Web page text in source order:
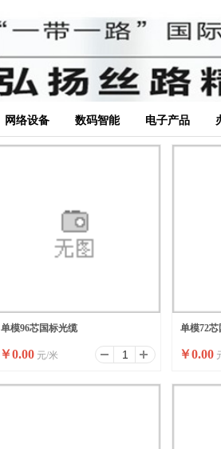
网络设备 数码智能 电子产品
单模96芯国标光缆
￥0.00 元/米
单模72
￥0.00